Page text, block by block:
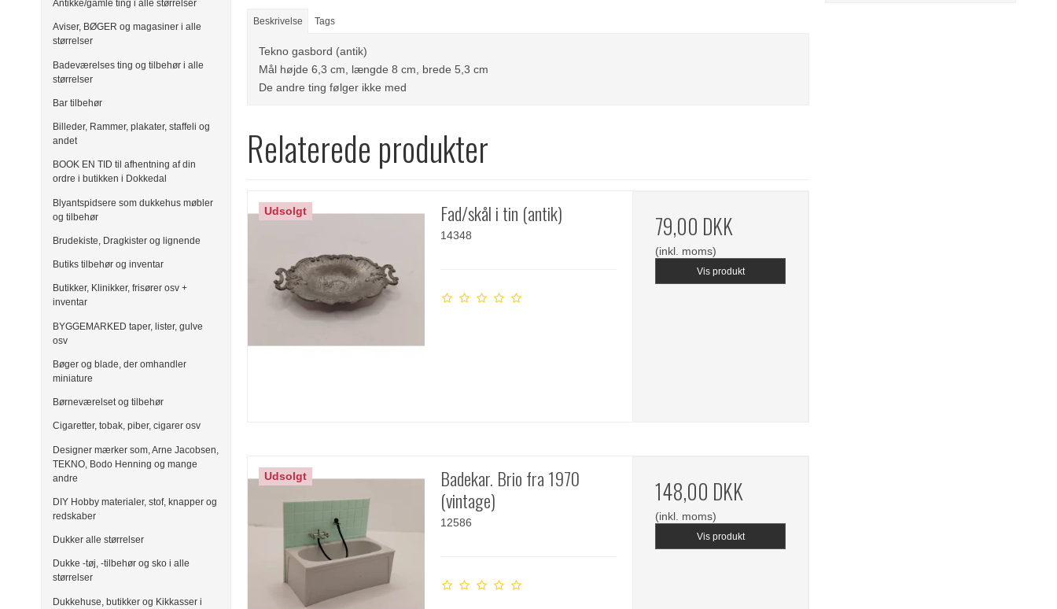
Antikke/gamle ting i alle størrelser
Aviser, BØGER og magasiner i alle
størrelser
Badeværelses ting og tilbehør i alle
størrelser
Bar tilbehør
Billeder, Rammer, plakater, staffeli og
andet
BOOK EN TID til afhentning af din
ordre i butikken i Dokkedal
Blyantspidsere som dukkehus møbler
og tilbehør
Brudekiste, Dragkister og lignende
Butiks tilbehør og inventar
Butikker, Klinikker, frisører osv +
inventar
BYGGEMARKED taper, lister, gulve
osv
Bøger og blade, der omhandler
miniature
Børneværelset og tilbehør
Cigaretter, tobak, piber, cigarer osv
Designer mærker som, Arne Jacobsen,
TEKNO, Bodo Henning og mange
andre
DIY Hobby materialer, stof, knapper og
redskaber
Dukker alle størrelser
Dukke -tøj, -tilbehør og sko i alle
størrelser
Dukkehuse, butikker og Kikkasser i
Beskrivelse Tags
Tekno gasbord (antik)
Mål højde 6,3 cm, længde 8 cm, brede 5,3 cm
De andre ting følger ikke med
Relaterede produkter
Udsolgt Fad/skål i tin (antik)
14348 79,00 DKK
(inkl. moms)
Vis produkt
Udsolgt
Badekar. Brio fra 1970
(vintage)
12586
148,00 DKK
(inkl. moms)
Vis produkt